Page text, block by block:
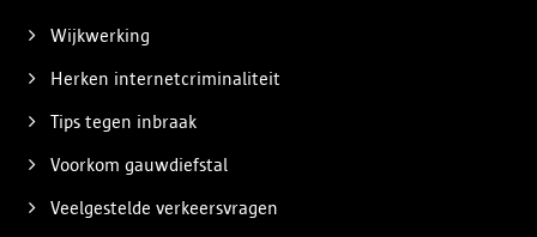
Wijkwerking
Herken internetcriminaliteit
Tips tegen inbraak
Voorkom gauwdiefstal
Veelgestelde verkeersvragen